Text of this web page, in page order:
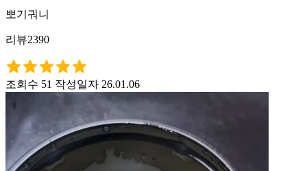
뽀기궈니
리뷰2390
조회수 51 작성일자 26.01.06